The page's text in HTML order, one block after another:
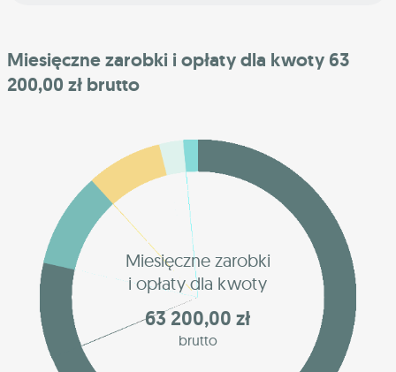
Miesięczne zarobki i opłaty dla kwoty 63
200,00 zł brutto
Miesięczne zarobki
i opłaty dla kwoty
63 200,00 zł
brutto